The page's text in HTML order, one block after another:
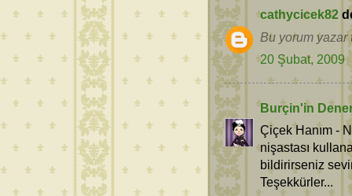
cathycicek82
Bu yorum yazar
20 Şubat, 2009
Burçin'in
Çiçek Hanım -
nişastası
bildirirseniz
Teşekkürler...